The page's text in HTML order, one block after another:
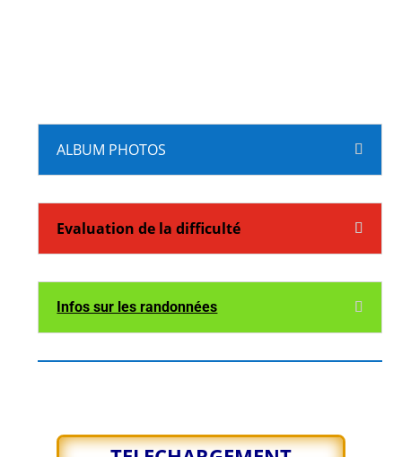
ALBUM PHOTOS
Evaluation de la difficulté
Infos sur les randonnées